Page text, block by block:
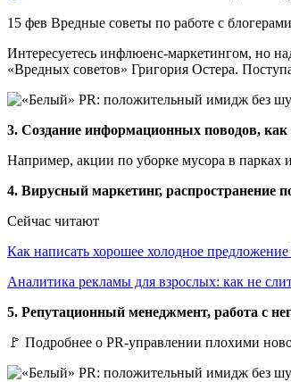
15 фев Вредные советы по работе с
Интересуетесь инфлюенс-маркетингом, но
«Вредных советов» Григория Остера.
3. Создание информационных поводов, как
Например, акции по уборке мусора в парках
4. Вирусный маркетинг, распространение
Сейчас читают
Как написать хорошее холодное
Аналитика рекламы для взрослых: как не
5. Репутационный менеджмент, работа с
🚩 Подробнее о PR-управлении плохими